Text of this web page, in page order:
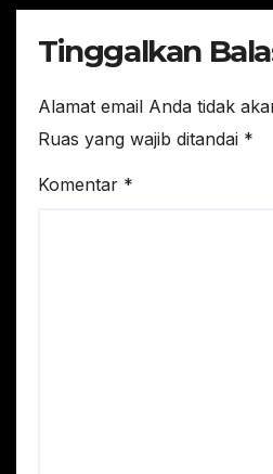
Tinggalkan
Alamat email Anda tidak
Ruas yang wajib ditandai *
Komentar *